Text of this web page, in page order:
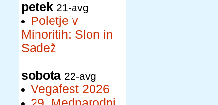
petek 21-avg
Poletje v
Minoritih: Slon in
Sadež
sobota 22-avg
Vegafest 2026